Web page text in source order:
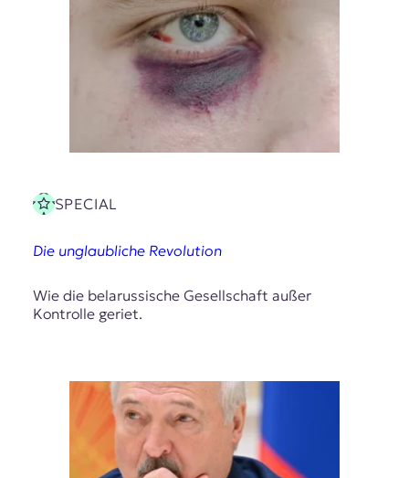
SPECIAL
Die unglaubliche Revolution
Wie die belarussische Gesellschaft außer
Kontrolle geriet.